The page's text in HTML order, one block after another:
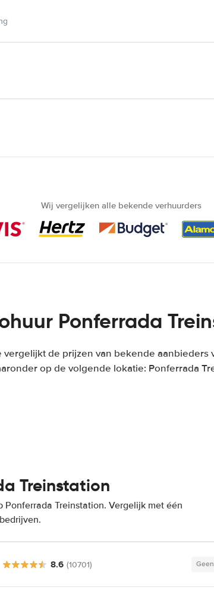
Wij vergelijken alle bekende verhuurders
Ponferrada
de prijzen van bekende aanbieders
op de volgende lokatie: Ponferrada
Treinstation
Treinstation. Vergelijk met één
8.6 (10701)